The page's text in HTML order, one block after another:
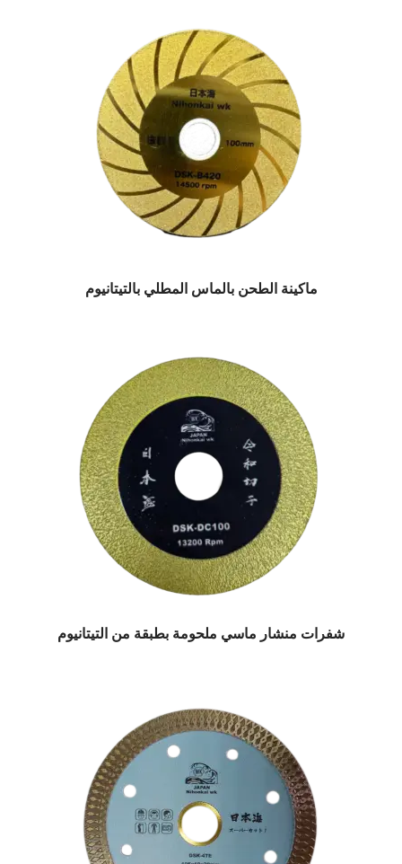
ماكينة الطحن بالماس المطلي بالتيتانيوم
شفرات منشار ماسي ملحومة بطبقة من التيتانيوم